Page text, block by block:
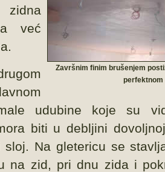
Završnim finim brušenjem
perfektnom
već
udubine koje su
biti u debljini
sloj. Na gletericu se
na zid, pri dnu zida i